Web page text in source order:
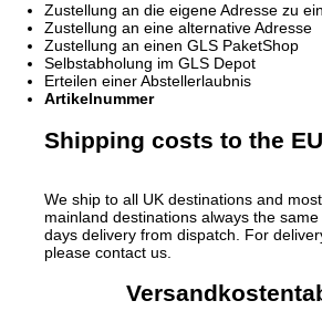
Zustellung an die eigene Adresse zu
Zustellung an eine alternative Adresse
Zustellung an einen GLS PaketShop
Selbstabholung im GLS Depot
Erteilen einer Abstellerlaubnis
Artikelnummer
Shipping costs to the EU
We ship to all UK destinations and
mainland destinations always the
days delivery from dispatch. For
please contact us.